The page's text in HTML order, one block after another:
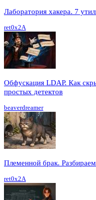
Лаборатория хакера. 7
ret0x2A
Обфускация LDAP. Как
простых детектов
beaverdreamer
Племенной брак.
ret0x2A